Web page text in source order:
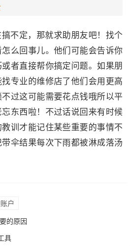
不定，那就求助朋友吧！找个
么回事儿。他们可能会告诉你
者直接帮你搞定问题。如果朋
专业的维修店了他们会用更高
过这可能需要花点钱哦所以平
东西啦！不过话说回来有时候
训才能记住某些重要的事情不
伞结果每次下雨都被淋成落汤
户
的原因
具